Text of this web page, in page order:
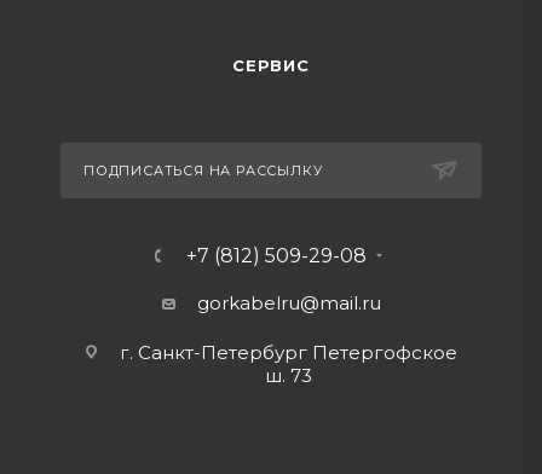
СЕРВИС
ПОДПИСАТЬСЯ НА РАССЫЛКУ
+7 (812) 509-29-08
gorkabelru@mail.ru
г. Санкт-Петербург Петергофское
ш. 73